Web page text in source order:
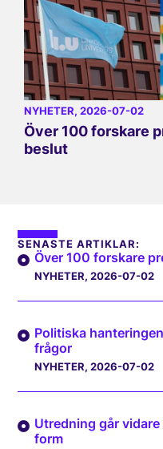
NYHETER, 2026-07-02
Över 100 forskare
beslut
SENASTE ARTIKLAR:
Över 100 forskare
NYHETER, 2026-07-02
Politiska
frågor
NYHETER, 2026-07-02
Utredning går
form